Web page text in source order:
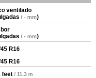
ventilado
/ - mm)
/ - mm)
R16
R16
feet / 11.3 m